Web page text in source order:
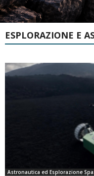
ESPLORAZIONE E
Astronautica ed Esplorazione